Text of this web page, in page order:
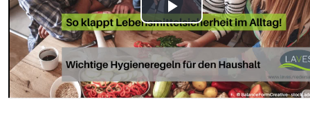
Play
Video